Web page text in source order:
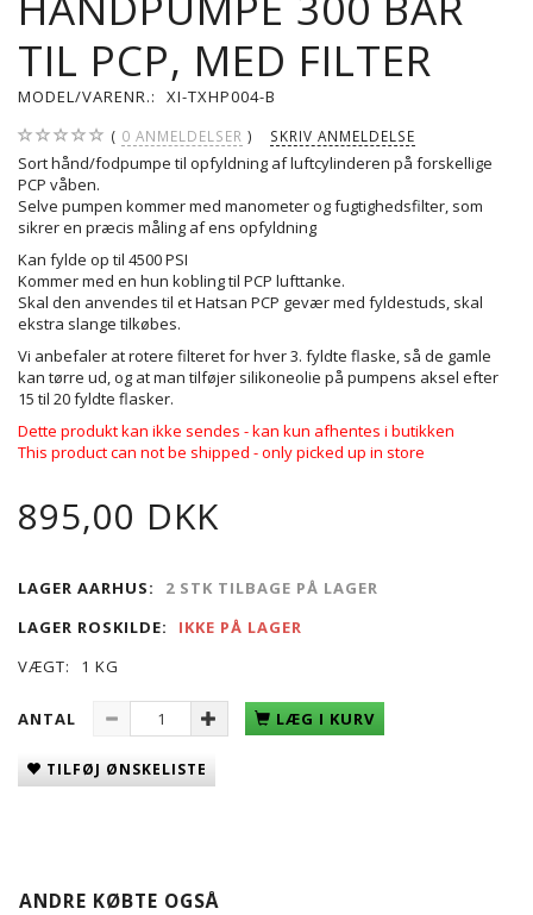
TIL PCP, MED FILTER
MODEL/VARENR.: XI-TXHP004-B
0 ANMELDELSER SKRIV ANMELDELSE
Sort hånd/fodpumpe til opfyldning af luftcylinderen på forskellige
PCP våben.
Selve pumpen kommer med manometer og fugtighedsfilter, som
sikrer en præcis måling af ens opfyldning
Kan fylde op til 4500 PSI
Kommer med en hun kobling til PCP lufttanke.
Skal den anvendes til et Hatsan PCP gevær med fyldestuds, skal
ekstra slange tilkøbes.
Vi anbefaler at rotere filteret for hver 3. fyldte flaske, så de gamle
kan tørre ud, og at man tilføjer silikoneolie på pumpens aksel efter
15 til 20 fyldte flasker.
Dette produkt kan ikke sendes - kan kun afhentes i butikken
This product can not be shipped - only picked up in store
895,00 DKK
LAGER AARHUS:
2 STK TILBAGE PÅ LAGER
LAGER ROSKILDE:
IKKE PÅ LAGER
VÆGT:
1 KG
ANTAL LÆG I KURV
TILFØJ ØNSKELISTE
ANDRE KØBTE OGSÅ